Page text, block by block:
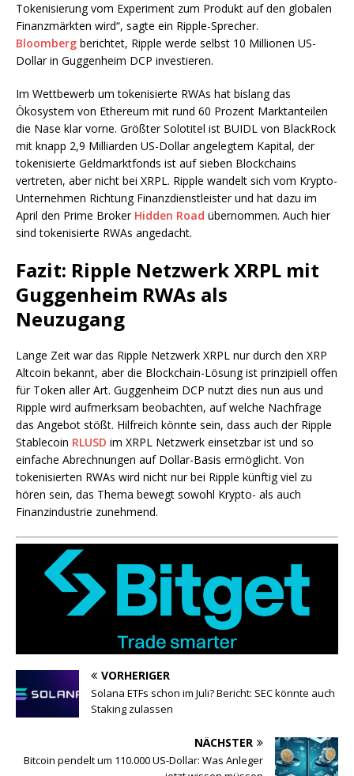
Tokenisierung vom Experiment zum Produkt auf den globalen
Finanzmärkten wird“, sagte ein Ripple-Sprecher.
Bloomberg berichtet, Ripple werde selbst 10 Millionen US-
Dollar in Guggenheim DCP investieren.
Im Wettbewerb um tokenisierte RWAs hat bislang das
Ökosystem von Ethereum mit rund 60 Prozent Marktanteilen
die Nase klar vorne. Größter Solotitel ist BUIDL von BlackRock
mit knapp 2,9 Milliarden US-Dollar angelegtem Kapital, der
tokenisierte Geldmarktfonds ist auf sieben Blockchains
vertreten, aber nicht bei XRPL. Ripple wandelt sich vom Krypto-
Unternehmen Richtung Finanzdienstleister und hat dazu im
April den Prime Broker Hidden Road übernommen. Auch hier
sind tokenisierte RWAs angedacht.
Fazit: Ripple Netzwerk XRPL mit
Guggenheim RWAs als
Neuzugang
Lange Zeit war das Ripple Netzwerk XRPL nur durch den XRP
Altcoin bekannt, aber die Blockchain-Lösung ist prinzipiell offen
für Token aller Art. Guggenheim DCP nutzt dies nun aus und
Ripple wird aufmerksam beobachten, auf welche Nachfrage
das Angebot stößt. Hilfreich könnte sein, dass auch der Ripple
Stablecoin RLUSD im XRPL Netzwerk einsetzbar ist und so
einfache Abrechnungen auf Dollar-Basis ermöglicht. Von
tokenisierten RWAs wird nicht nur bei Ripple künftig viel zu
hören sein, das Thema bewegt sowohl Krypto- als auch
Finanzindustrie zunehmend.
VORHERIGER
Solana ETFs schon im Juli? Bericht: SEC könnte auch
Staking zulassen
NÄCHSTER
Bitcoin pendelt um 110.000 US-Dollar: Was Anleger